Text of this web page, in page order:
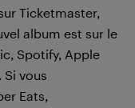
Ticketmaster,
album est sur le
Spotify, Apple
vous
Eats,